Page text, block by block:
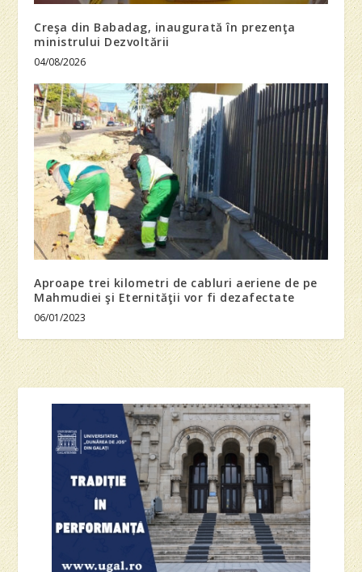
Creşa din Babadag, inaugurată în prezenţa
ministrului Dezvoltării
04/08/2026
Aproape trei kilometri de cabluri aeriene de pe
Mahmudiei şi Eternităţii vor fi dezafectate
06/01/2023